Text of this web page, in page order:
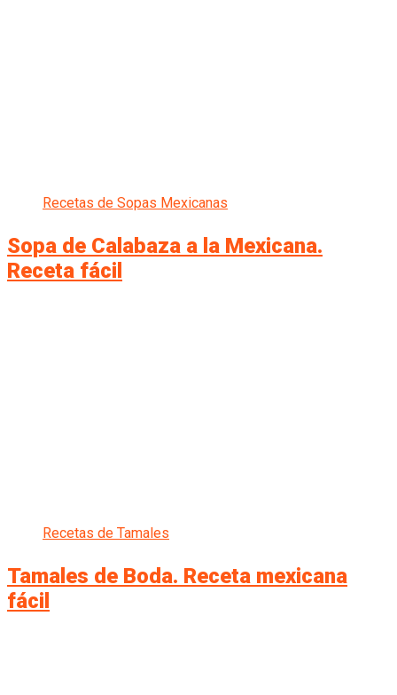
Recetas de Sopas Mexicanas
Sopa de Calabaza a la Mexicana.
Receta fácil
Recetas de Tamales
Tamales de Boda. Receta mexicana
fácil